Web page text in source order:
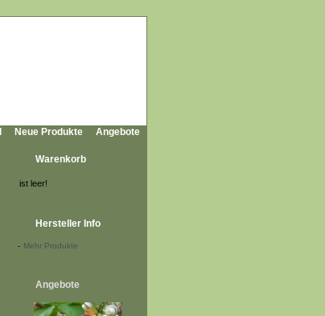
Neue Produkte Angebote
Warenkorb
ist leer!
Hersteller Info
- Mehr Produkte
Angebote